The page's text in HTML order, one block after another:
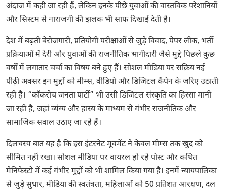
अंदाज में कही जा रही हैं, लेकिन इनके पीछे युवाओं की वास्तविक परेशानियों
और सिस्टम से नाराजगी की झलक भी साफ दिखाई देती है।
देश में बढ़ती बेरोजगारी, प्रतियोगी परीक्षाओं से जुड़े विवाद, पेपर लीक, भर्ती
प्रक्रियाओं में देरी और युवाओं की राजनीतिक भागीदारी जैसे मुद्दे पिछले कुछ
वर्षों में लगातार चर्चा का विषय बने हुए हैं। सोशल मीडिया पर सक्रिय नई
पीढ़ी अक्सर इन मुद्दों को मीम्स, वीडियो और डिजिटल कैंपेन के जरिए उठाती
रही है। “कॉकरोच जनता पार्टी” भी उसी डिजिटल संस्कृति का हिस्सा मानी
जा रही है, जहां व्यंग्य और हास्य के माध्यम से गंभीर राजनीतिक और
सामाजिक सवाल उठाए जा रहे हैं।
दिलचस्प बात यह है कि इस इंटरनेट मूवमेंट ने केवल मीम्स तक खुद को
सीमित नहीं रखा। सोशल मीडिया पर वायरल हो रहे पोस्ट और कथित
मेनिफेस्टो में कई गंभीर मुद्दों को भी शामिल किया गया है। इनमें न्यायपालिका
से जुड़े सुधार, मीडिया की स्वतंत्रता, महिलाओं को 50 प्रतिशत आरक्षण, दल